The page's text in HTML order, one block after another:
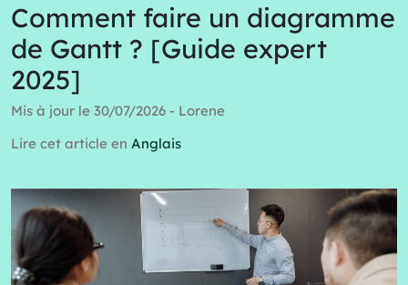
Comment faire un diagramme
de Gantt ? [Guide expert
2025]
Mis à jour le 30/07/2026 - Lorene
Lire cet article en Anglais